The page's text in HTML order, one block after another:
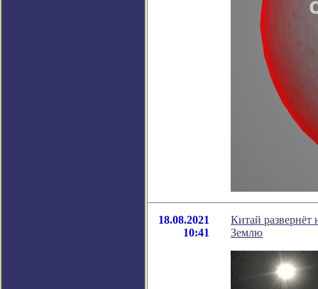
18.08.2021
10:41
Китай развернёт
Землю